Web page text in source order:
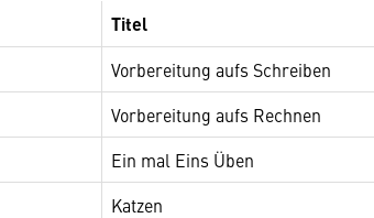
Titel
Vorbereitung aufs Schreiben
Vorbereitung aufs Rechnen
Ein mal Eins Üben
Katzen